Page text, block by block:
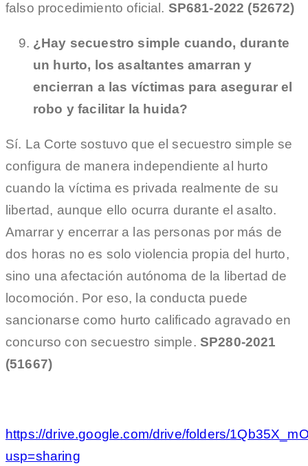
falso procedimiento oficial. SP681-2022 (52672)
¿Hay secuestro simple cuando, durante
un hurto, los asaltantes amarran y
encierran a las víctimas para asegurar el
robo y facilitar la huida?
Sí. La Corte sostuvo que el secuestro simple se
configura de manera independiente al hurto
cuando la víctima es privada realmente de su
libertad, aunque ello ocurra durante el asalto.
Amarrar y encerrar a las personas por más de
dos horas no es solo violencia propia del hurto,
sino una afectación autónoma de la libertad de
locomoción. Por eso, la conducta puede
sancionarse como hurto calificado agravado en
concurso con secuestro simple. SP280-2021
(51667)
https://drive.google.com/drive/folders/
usp=sharing